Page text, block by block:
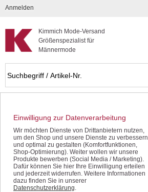
Kompletten Head der Seite überspringen
Kimmich Mode-Versand
Größenspezialist für
Männermode
Anmelden
Einwilligung zur Datenverarbeitung
Wir möchten Dienste von Drittanbietern nutzen,
um den Shop und unsere Dienste zu verbessern
und optimal zu gestalten (Komfortfunktionen,
Shop-Optimierung). Weiter wollen wir unsere
Produkte bewerben (Social Media / Marketing).
Dafür können Sie hier Ihre Einwilligung erteilen
und jederzeit widerrufen. Weitere Informationen
dazu finden Sie in unserer
Datenschutzerklärung.